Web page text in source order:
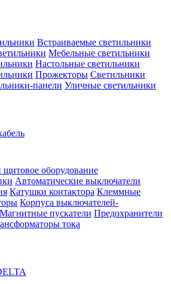
Встраиваемые светильники
Мебельные светильники
Настольные светильники
Прожекторы Светильники
панели Уличные светильники
щитовое оборудование
Автоматические выключатели
Катушки контактора Клеммные
Корпуса выключателей-
Магнитные пускатели Предохранители
тока